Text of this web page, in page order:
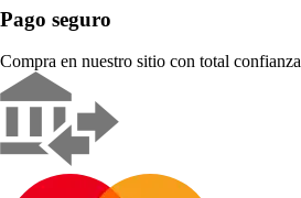
Pago seguro
Compra en nuestro sitio con total confianza